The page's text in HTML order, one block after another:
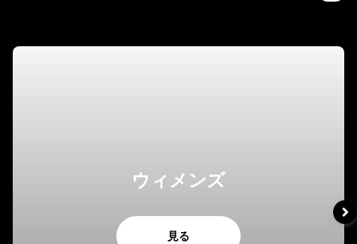
ウィメンズ
見る